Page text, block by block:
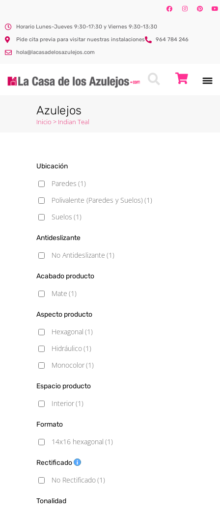
Horario Lunes-Jueves 9:30-17:30 y Viernes 9:30-13:30
Pide cita previa para visitar nuestras instalaciones
964 784 246
hola@lacasadelosazulejos.com
Azulejos
Inicio > Indian Teal
Ubicación
Paredes (1)
Polivalente (Paredes y Suelos)(1)
Suelos (1)
Antideslizante
No Antideslizante (1)
Acabado producto
Mate (1)
Aspecto producto
Hexagonal (1)
Hidráulico(1)
Monocolor(1)
Espacio producto
Interior(1)
Formato
14x16 hexagonal (1)
Rectificado
No Rectificado(1)
Tonalidad